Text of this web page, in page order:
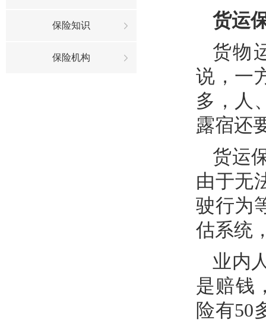
保险知识
保险机构
货运
货物
说，一
多，人
露宿还
货运
由于无
驶行为
估系统
业内
是赔钱
险有50